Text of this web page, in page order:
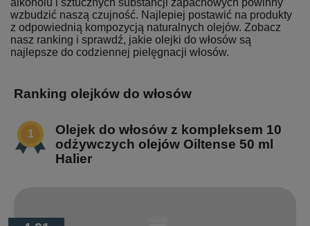
alkoholu i sztucznych substancji zapachowych powinny
wzbudzić naszą czujność. Najlepiej postawić na produkty
z odpowiednią kompozycją naturalnych olejów. Zobacz
nasz ranking i sprawdź, jakie olejki do włosów są
najlepsze do codziennej pielęgnacji włosów.
Ranking olejków do włosów
Olejek do włosów z kompleksem 10
odżywczych olejów Oiltense 50 ml
Halier